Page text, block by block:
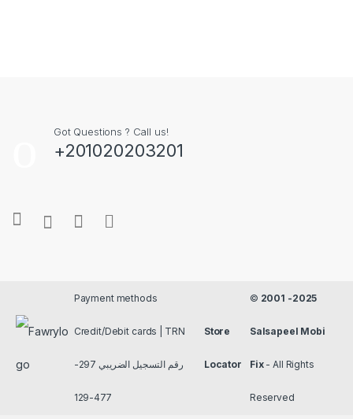
Got Questions ? Call us!
+201020203201
Payment methods
Credit/Debit cards | TRN
رقم التسجيل الضريبي 297-
477-129
Store
Locator
© 2001 -2025
Salsapeel Mobi
Fix- All Rights
Reserved